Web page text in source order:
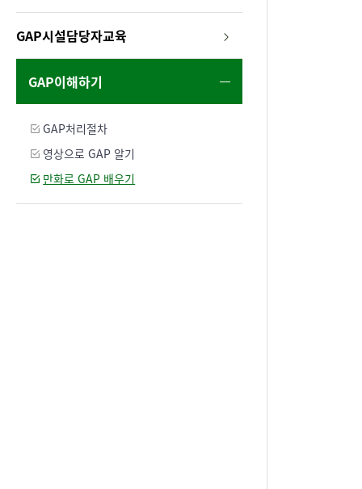
GAP시설담당자교육
GAP이해하기
GAP처리절차
영상으로 GAP 알기
만화로 GAP 배우기